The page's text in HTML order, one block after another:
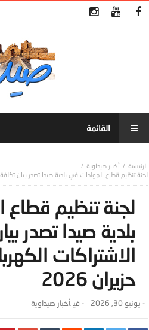
أخبار صيداوية
لجنة تنظيم قطاع المولدات في بلدية صيدا تصدر بيان تكلفة
لجنة تنظيم
بلدية صيدا تصدر
الاشتراكات
حزيران 2026
- يونيو 30, 2026 - ‎في أخبار صيداوية